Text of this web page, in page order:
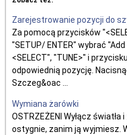
Zarejestrowanie pozycji do
Za pomocą przycisków
"SETUP/ ENTER" wybrać
<SELECT", "TUNE>" i
odpowiednią pozycję.
Szczeg&oac ...
Wymiana żarówki
OSTRZEŻENI Wyłącz
ostygnie, zanim ją wyjmiesz.